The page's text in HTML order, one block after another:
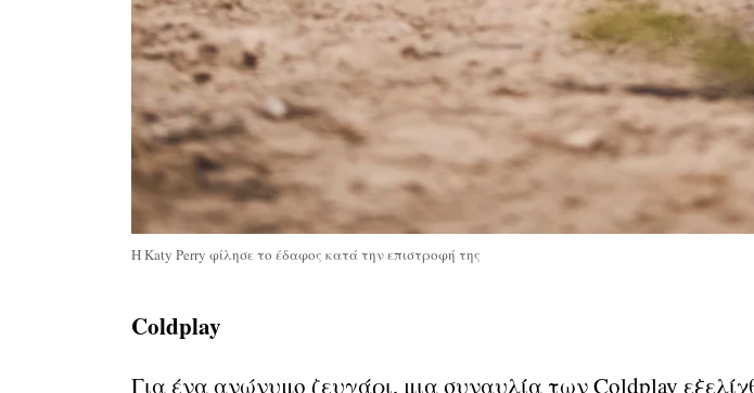
Η Katy Perry φίλησε το έδαφος κατά την επιστροφή της
Coldplay
Για ένα ανώνυμο ζευγάρι, μια συναυλία των Coldplay